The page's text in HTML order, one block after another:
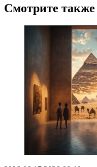
Смотрите